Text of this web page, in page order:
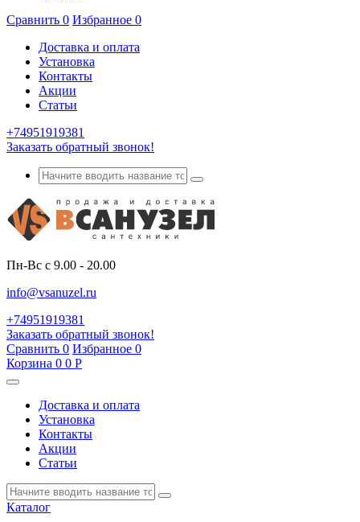
Сравнить 0 Избранное 0
Доставка и оплата
Установка
Контакты
Акции
Статьи
+74951919381
Заказать обратный звонок!
Пн-Вс с 9.00 - 20.00
info@vsanuzel.ru
+74951919381
Заказать обратный звонок!
Сравнить 0 Избранное 0
Корзина 0 0 Р
Доставка и оплата
Установка
Контакты
Акции
Статьи
Каталог